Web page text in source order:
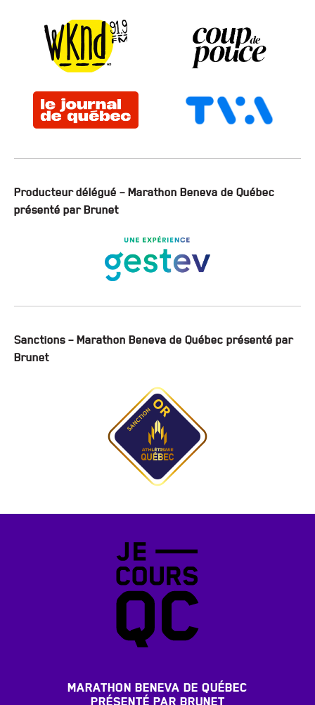
Producteur délégué – Marathon Beneva de Québec
présenté par Brunet
Sanctions – Marathon Beneva de Québec présenté par
Brunet
MARATHON BENEVA DE QUÉBEC
PRÉSENTÉ PAR BRUNET